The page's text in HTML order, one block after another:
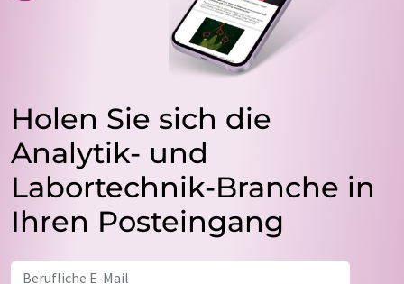
Holen Sie sich die
Analytik- und
Labortechnik-Branche in
Ihren Posteingang